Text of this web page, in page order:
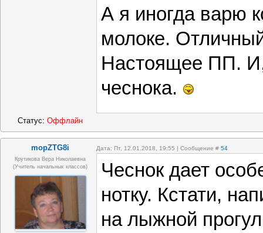
А я иногда варю
молоке.
Настоящее ПП. И,
чеснока.
Статус: Оффлайн
mopZTG8i Дата: Пт, 12.01.2018, 19:55 | Сообщение # 54
Крутикова Вера Николаевна
(учитель начальных классов)
Чеснок дает
нотку. Кстати,
на лыжной